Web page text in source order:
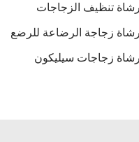
تنظيف الزجاجات
زجاجة الرضاعة للرضع
زجاجات سيليكون